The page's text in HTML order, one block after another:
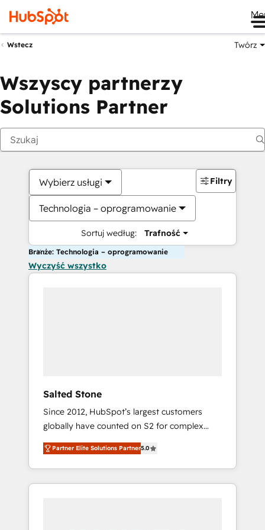
Wstecz Twórz
Wszyscy partnerzy
Solutions Partner
Wybierz usługi
Technologia – oprogramowanie
Sortuj według: Trafność
Filtry
Branże: Technologia – oprogramowanie
Wyczyść wszystko
Salted Stone
Since 2012, HubSpot’s largest customers
globally have counted on S2 for complex
migrations, change management, systems
integration, and creative solutions that
deliver measurable impact and transform
brand experiences As one of the few full-
Partner Elite Solutions Partner5.0